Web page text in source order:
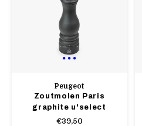
Peugeot
Zoutmolen Paris
graphite u'select
€39,50